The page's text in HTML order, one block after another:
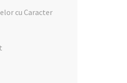
cu Caracter